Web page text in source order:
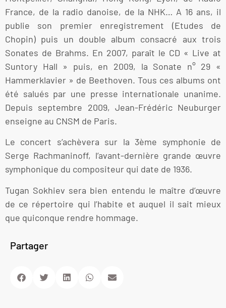
France, de la radio danoise, de la NHK… A 16 ans, il
publie son premier enregistrement (Etudes de
Chopin) puis un double album consacré aux trois
Sonates de Brahms. En 2007, paraît le CD « Live at
Suntory Hall » puis, en 2009, la Sonate n° 29 «
Hammerklavier » de Beethoven. Tous ces albums ont
été salués par une presse internationale unanime.
Depuis septembre 2009, Jean-Frédéric Neuburger
enseigne au CNSM de Paris.
Le concert s’achèvera sur la 3ème symphonie de
Serge Rachmaninoff, l’avant-dernière grande œuvre
symphonique du compositeur qui date de 1936.
Tugan Sokhiev sera bien entendu le maître d’œuvre
de ce répertoire qui l’habite et auquel il sait mieux
que quiconque rendre hommage.
Partager